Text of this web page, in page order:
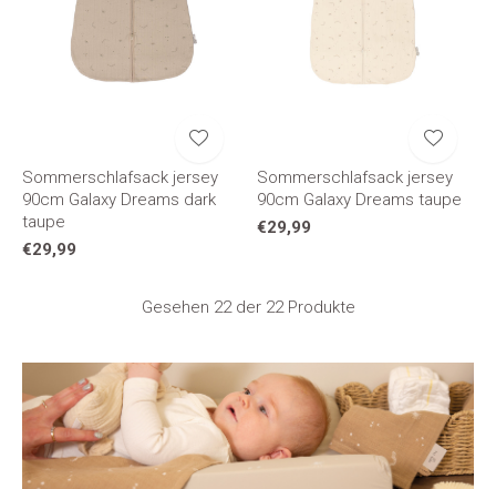
Sommerschlafsack jersey
90cm Galaxy Dreams dark
taupe
€29,99
Sommerschlafsack jersey
90cm Galaxy Dreams taupe
€29,99
Gesehen 22 der 22 Produkte